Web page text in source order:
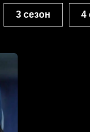
3 сезон 4